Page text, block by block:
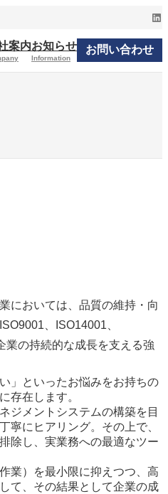
案内お知らせ
Information
お問い合わせ
においては、品質の維持・向
、ISO14001、
業の持続的な成長を支える強
」といったお悩みをお持ちの
存在します。
ジメントシステムの構築を目
寧にヒアリング。その上で、
除し、実業務への最適なツー
業）を最小限に抑えつつ、高
て、その結果として企業の成